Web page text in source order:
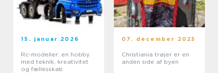
15. januar 2026
Rc-modeller: en hobby
med teknik, kreativitet
og fællesskab
07. december 2025
Christiania trøjer er en
anden side af byen